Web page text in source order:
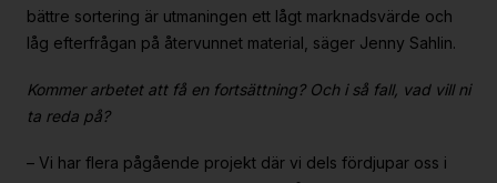
bättre sortering är utmaningen ett lågt marknadsvärde och
låg efterfrågan på återvunnet material, säger Jenny Sahlin.
Kommer arbetet att få en fortsättning? Och i så fall, vad vill ni
ta reda på?
– Vi har flera pågående projekt där vi dels fördjupar oss i